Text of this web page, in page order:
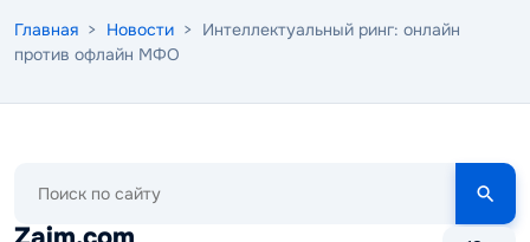
Главная > Новости > Интеллектуальный ринг: онлайн
против офлайн МФО
сайту